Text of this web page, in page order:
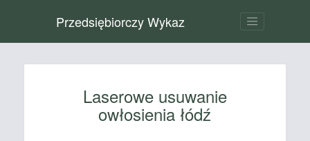
Przedsiębiorczy Wykaz
Laserowe usuwanie
owłosienia łódź